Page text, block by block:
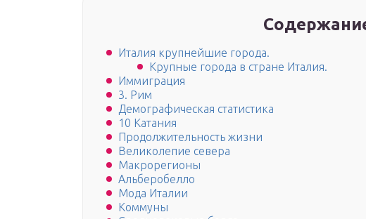
Италия крупнейшие города.
Крупные города в стране Италия.
Иммиграция
3. Рим
Демографическая статистика
10 Катания
Продолжительность жизни
Великолепие севера
Макрорегионы
Альберобелло
Мода Италии
Коммуны